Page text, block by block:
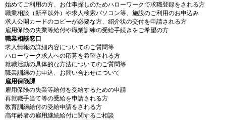
始めてご利用の方、お仕事探しのためハローワークで求職登録をされる方
職業相談（新卒以外）や求人検索パソコン等、施設のご利用のお申込み
求人公開カードのコピーが必要な方、紹介状の交付を申請される方
雇用保険の失業等給付や職業訓練の受給手続きをご希望の方
職業相談窓口
求人情報の詳細内容についてのご質問等
ハローワーク求人への応募を希望される方
就職活動の具体的な方法についてのご質問等
職業訓練のお申込、お問い合わせについて
雇用保険課
雇用保険の失業等給付を受給するための申請
再就職手当て等の受給を申請される方
教育訓練給付の受給申請をされる方
高年齢者の雇用継続給付に関するご相談